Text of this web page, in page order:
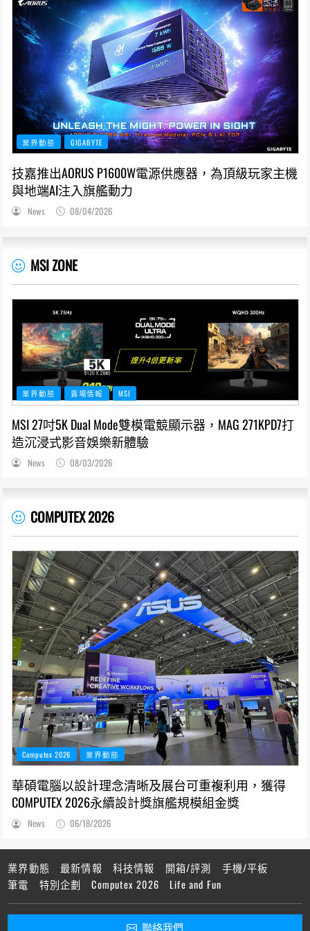
業界動態 GIGABYTE
技嘉推出AORUS P1600W電源供應器，為頂級玩家主機
與地端AI注入旗艦動力
News 08/04/2026
MSI ZONE
業界動態 賣場情報 MSI
MSI 27吋5K Dual Mode雙模電競顯示器，MAG 271KPD7打
造沉浸式影音娛樂新體驗
News 08/03/2026
COMPUTEX 2026
Computex 2026 業界動態
華碩電腦以設計理念清晰及展台可重複利用，獲得
COMPUTEX 2026永續設計獎旗艦規模組金獎
News 06/18/2026
業界動態 最新情報 科技情報 開箱/評測
手機/平板
筆電
特別企劃 Computex 2026 Life and Fun
聯絡我們